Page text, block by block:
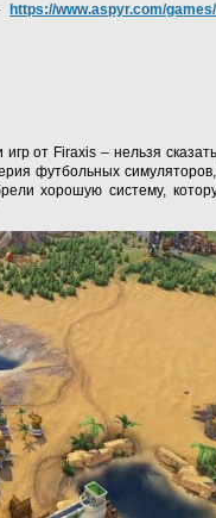
https://www.aspyr.com/
от Firaxis – нельзя
футбольных
хорошую систему,